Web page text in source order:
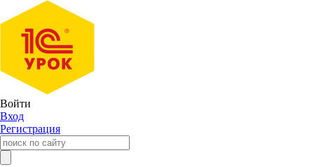
Войти
Вход
Регистрация